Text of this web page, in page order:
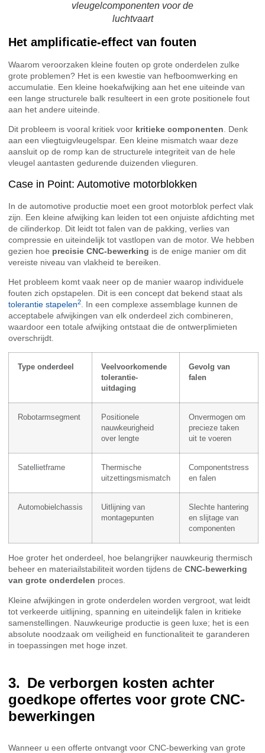
vleugelcomponenten voor de
luchtvaart
Het amplificatie-effect van fouten
Waarom veroorzaken kleine fouten op grote onderdelen zulke
grote problemen? Het is een kwestie van hefboomwerking en
accumulatie. Een kleine hoekafwijking aan het ene uiteinde van
een lange structurele balk resulteert in een grote positionele fout
aan het andere uiteinde.
Dit probleem is vooral kritiek voor kritieke componenten. Denk
aan een vliegtuigvleugelspar. Een kleine mismatch waar deze
aansluit op de romp kan de structurele integriteit van de hele
vleugel aantasten gedurende duizenden vlieguren.
Case in Point: Automotive motorblokken
In de automotive productie moet een groot motorblok perfect vlak
zijn. Een kleine afwijking kan leiden tot een onjuiste afdichting met
de cilinderkop. Dit leidt tot falen van de pakking, verlies van
compressie en uiteindelijk tot vastlopen van de motor. We hebben
gezien hoe precisie CNC-bewerking is de enige manier om dit
vereiste niveau van vlakheid te bereiken.
Het probleem komt vaak neer op de manier waarop individuele
fouten zich opstapelen. Dit is een concept dat bekend staat als
tolerantie stapelen2
. In een complexe assemblage kunnen de
acceptabele afwijkingen van elk onderdeel zich combineren,
waardoor een totale afwijking ontstaat die de ontwerplimieten
overschrijdt.
Type onderdeel
Veelvoorkomende
tolerantie-
uitdaging
Gevolg van
falen
Robotarmsegment
Positionele
nauwkeurigheid
over lengte
Onvermogen om
precieze taken
uit te voeren
Satellietframe
Thermische
uitzettingsmismatch
Componentstress
en falen
Automobielchassis
Uitlijning van
montagepunten
Slechte hantering
en slijtage van
componenten
Hoe groter het onderdeel, hoe belangrijker nauwkeurig thermisch
beheer en materiailstabiliteit worden tijdens de CNC-bewerking
van grote onderdelen proces.
Kleine afwijkingen in grote onderdelen worden vergroot, wat leidt
tot verkeerde uitlijning, spanning en uiteindelijk falen in kritieke
samenstellingen. Nauwkeurige productie is geen luxe; het is een
absolute noodzaak om veiligheid en functionaliteit te garanderen
in toepassingen met hoge inzet.
De verborgen kosten achter
goedkope offertes voor grote CNC-
bewerkingen
Wanneer u een offerte ontvangt voor CNC-bewerking van grote